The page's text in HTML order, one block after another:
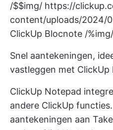
/$$img/ https://
content/uploads/2024/
ClickUp Blocnote /%img/
Snel aantekeningen,
vastleggen met ClickUp
ClickUp Notepad
andere ClickUp
aantekeningen aan